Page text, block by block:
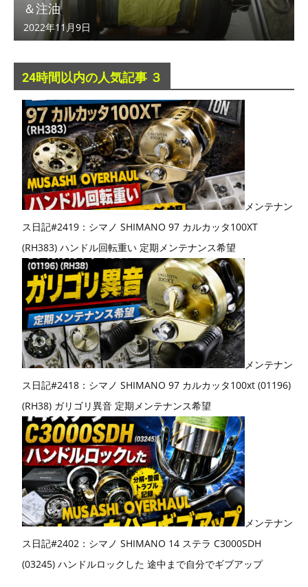
＆注油
2022年11月9日
24時間以内の人気記事 ３
メンテナン
ス日記#2419：シマノ SHIMANO 97 カルカッタ100XT
(RH383) ハンドル回転重い 定期メンテナンス希望
メンテナン
ス日記#2418：シマノ SHIMANO 97 カルカッタ100xt (01196)
(RH38) ガリゴリ異音 定期メンテナンス希望
メンテナン
ス日記#2402：シマノ SHIMANO 14 ステラ C3000SDH
(03245) ハンドルロックした 途中まで自分でギブアップ